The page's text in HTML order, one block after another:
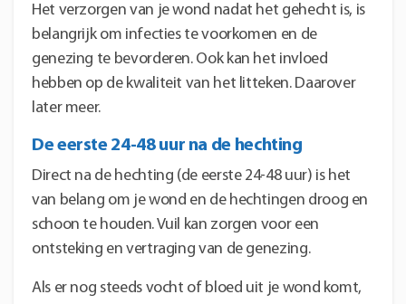
Het verzorgen van je wond nadat het gehecht is, is
belangrijk om infecties te voorkomen en de
genezing te bevorderen. Ook kan het invloed
hebben op de kwaliteit van het litteken.Daarover
later meer.
De eerste 24-48 uur na de hechting
Direct na de hechting (de eerste 24-48 uur) is het
van belang om je wond en de hechtingen droog en
schoon te houden. Vuil kan zorgen voor een
ontsteking en vertraging van de genezing.
Als er nog steeds vocht of bloed uit je wond komt,